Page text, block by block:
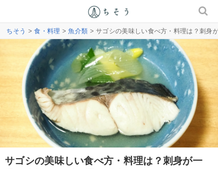
ちそう >食・料理 >魚介類 > サゴシの美味しい食べ方・料理は？刺身
サゴシの美味しい食べ方・料理は？刺身が一